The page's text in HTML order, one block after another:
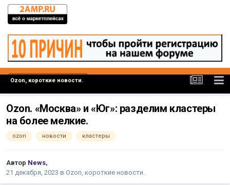
Ozon, короткие новости.
Ozon. «Москва» и «Юг»: разделим кластеры
на более мелкие.
ozon новости кластеры
Автор News,
21 декабря, 2023 в Ozon, короткие новости.